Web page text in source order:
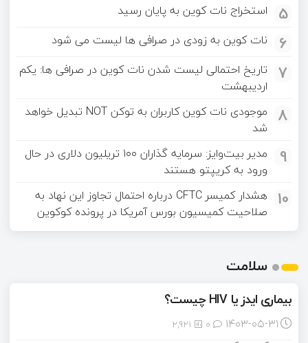
5 استخراج نات کوین به پایان رسید
6 نات کوین به‌ زودی در صرافی‌ ها لیست می‌ شود
7
تاریخ احتمالی لیست شدن نات کوین در صرافی‌ ها: یکم
اردیبهشت
8
موجودی نات کوین کاربران به توکن NOT تبدیل خواهد
شد
9
مدیر بیت‌وایز: سرمایه گذاران ۱۰۰ تریلیون دلاری در حال
ورود به کریپتو هستند
10
هشدار کمیسر CFTC درباره احتمال تجاوز این نهاد به
صلاحیت کمیسیون بورس آمریکا در پرونده کوکوین
سلامت
بیماری ایدز یا HIV چیست؟
۱۴۰۳-۰۵-۳۱ 2,921